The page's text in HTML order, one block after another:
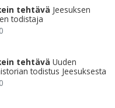
tehtävä Jeesuksen
todistaja
tehtävä Uuden
todistus Jeesuksesta